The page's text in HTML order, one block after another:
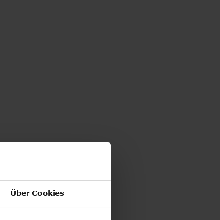
Über Cookies